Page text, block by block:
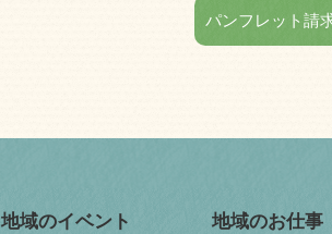
パンフレット請
地域のイベント 地域のお仕事